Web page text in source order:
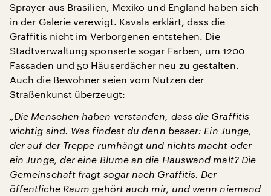
Sprayer aus Brasilien, Mexiko und England haben sich
in der Galerie verewigt. Kavala erklärt, dass die
Graffitis nicht im Verborgenen entstehen. Die
Stadtverwaltung sponserte sogar Farben, um 1200
Fassaden und 50 Häuserdächer neu zu gestalten.
Auch die Bewohner seien vom Nutzen der
Straßenkunst überzeugt:
„Die Menschen haben verstanden, dass die Graffitis
wichtig sind. Was findest du denn besser: Ein Junge,
der auf der Treppe rumhängt und nichts macht oder
ein Junge, der eine Blume an die Hauswand malt? Die
Gemeinschaft fragt sogar nach Graffitis. Der
öffentliche Raum gehört auch mir, und wenn niemand